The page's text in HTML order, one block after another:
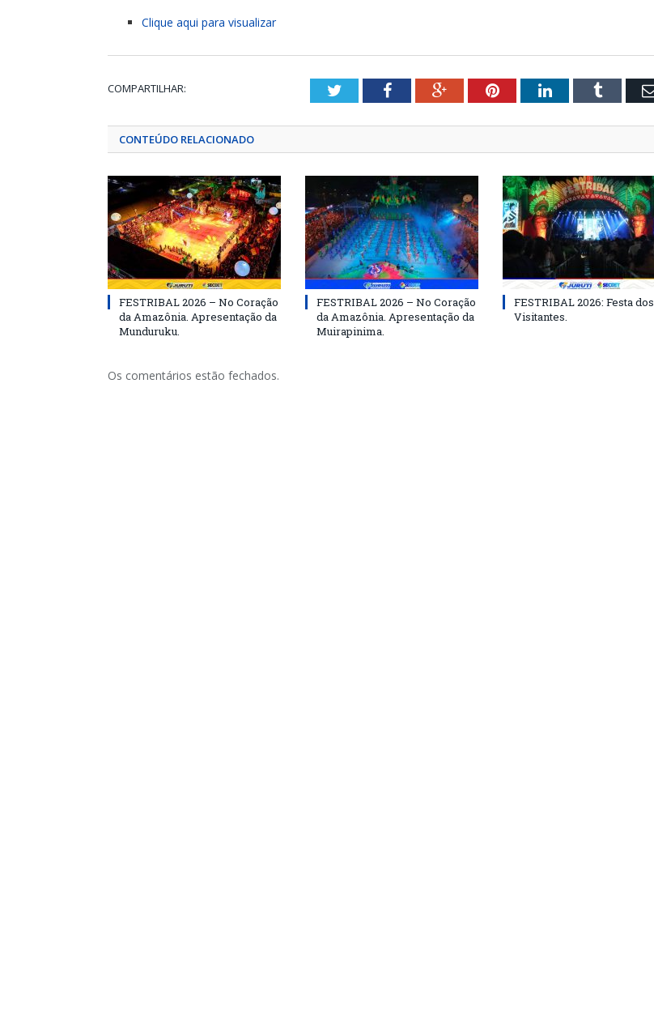
Clique aqui para visualizar
COMPARTILHAR: TwitterFacebookGoogle+PinterestLinkedInTumblr
CONTEÚDO RELACIONADO
FESTRIBAL 2026 – No Coração
da Amazônia. Apresentação da
Munduruku.
FESTRIBAL 2026 – No Coração
da Amazônia. Apresentação da
Muirapinima.
FESTRIBAL 2026: Festa dos
Visitantes.
Os comentários estão fechados.